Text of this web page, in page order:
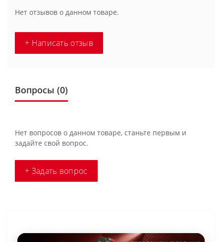
Нет отзывов о данном товаре.
+ Написать отзыв
Вопросы (0)
Нет вопросов о данном товаре, станьте первым и
задайте свой вопрос.
+ Задать вопрос